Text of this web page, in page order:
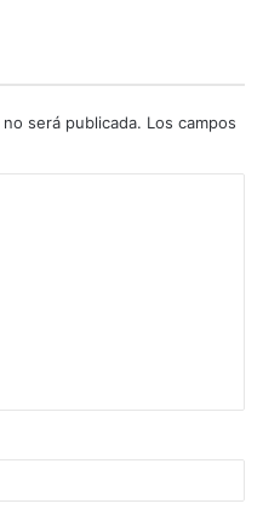
será publicada. Los campos